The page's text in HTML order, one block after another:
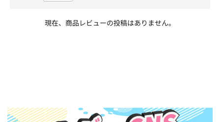
現在、商品レビューの投稿はありません。